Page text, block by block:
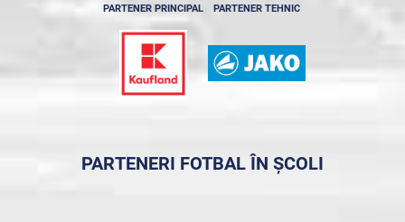
PARTENER PRINCIPAL PARTENER TEHNIC
PARTENERI FOTBAL ÎN ȘCOLI